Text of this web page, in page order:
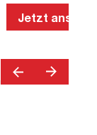
Jetzt